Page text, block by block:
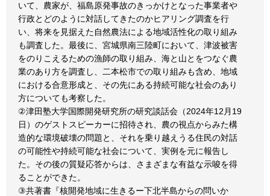
いて、農家が、福島原発事故のきっかけとなった事業者や
行政とどのように対話してきたのかヒアリング調査を行
い、将来を見据えた自然農法による地域活性化の取り組み
も調査した。最後に、宮城県南三陸町において、津波被害
をのりこえるための漁師の取り組み、海と山とをつなぐ農
業のあり方を調査し、二本松市での取り組みも含め、地域
における合意形成と、その先にある持続可能な社会のあり
方についても考察した。
②津田塾大学国際開発研究所の研究談話会（2024年12月19
日）のゲストスピーカーに招待され、農の視点からみた構
造的な環境破壊の問題と、それを乗り越えうる住民の対話
の可能性や持続可能な社会について、実例を元に報告し
た。その後の質疑応答からは、さまざまな有益な示唆を得
ることができた。
③共著書『核開発地域に生きるー下北半島からの問いか